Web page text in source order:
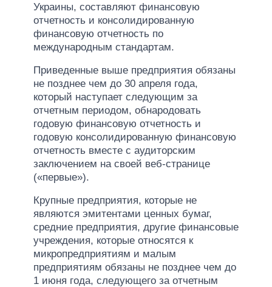
Украины, составляют финансовую
отчетность и консолидированную
финансовую отчетность по
международным стандартам.
Приведенные выше предприятия обязаны
не позднее чем до 30 апреля года,
который наступает следующим за
отчетным периодом, обнародовать
годовую финансовую отчетность и
годовую консолидированную финансовую
отчетность вместе с аудиторским
заключением на своей веб-странице
(«первые»).
Крупные предприятия, которые не
являются эмитентами ценных бумаг,
средние предприятия, другие финансовые
учреждения, которые относятся к
микропредприятиям и малым
предприятиям обязаны не позднее чем до
1 июня года, следующего за отчетным